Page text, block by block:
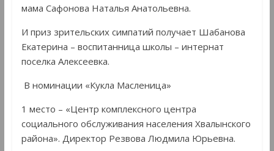
мама Сафонова Наталья Анатольевна.
И приз зрительских симпатий получает Шабанова
Екатерина – воспитанница школы – интернат
поселка Алексеевка.
В номинации «Кукла Масленица»
1 место – «Центр комплексного центра
социального обслуживания населения Хвалынского
района». Директор Резвова Людмила Юрьевна.